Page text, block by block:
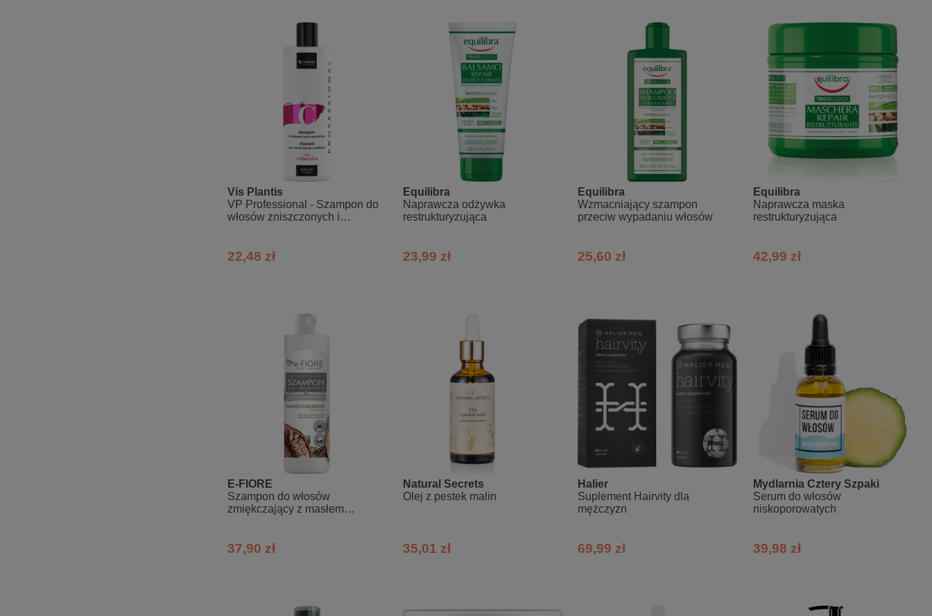
Vis Plantis
VP Professional - Szampon do
włosów zniszczonych i
22,48 zł
Equilibra
Naprawcza odżywka
restrukturyzująca
23,99 zł
Equilibra
Wzmacniający szampon
przeciw wypadaniu włosów
25,60 zł
Equilibra
Naprawcza maska
restrukturyzująca
42,99 zł
E-FIORE
Szampon do włosów
zmiękczający z masłem
37,90 zł
Natural Secrets
Olej z pestek malin
35,01 zł
Halier
Suplement Hairvity dla
mężczyzn
69,99 zł
Mydlarnia Cztery Szpaki
Serum do włosów
niskoporowatych
39,98 zł